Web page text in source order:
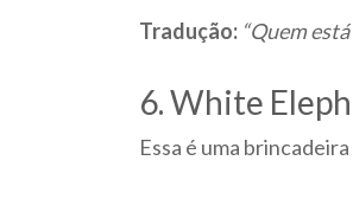
Tradução: “Quem
6. White
Essa é uma